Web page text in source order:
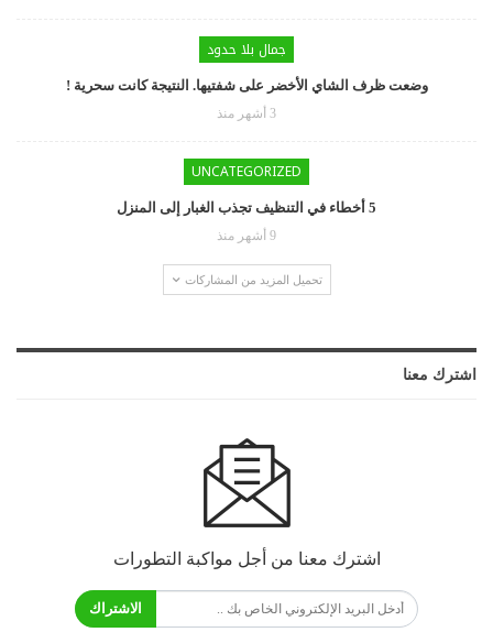
جمال بلا حدود
وضعت ظرف الشاي الأخضر على شفتيها. النتيجة كانت سحرية !
3 أشهر منذ
UNCATEGORIZED
5 أخطاء في التنظيف تجذب الغبار إلى المنزل
9 أشهر منذ
تحميل المزيد من المشاركات
اشترك معنا
اشترك معنا من أجل مواكبة التطورات
الاشتراك